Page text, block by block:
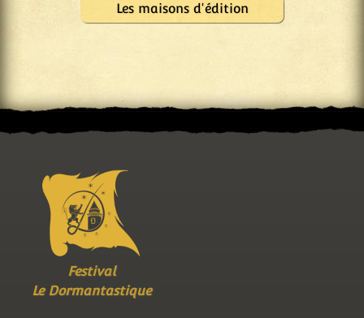
Les maisons d'édition
Festival
Le Dormantastique